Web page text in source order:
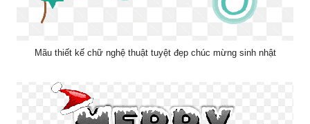
Mãu thiết kế chữ nghệ thuật tuyệt đẹp chúc mừng sinh nhật